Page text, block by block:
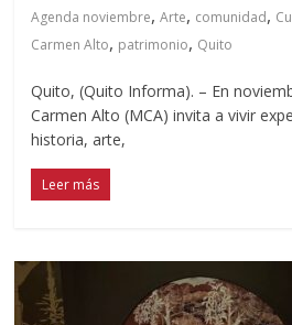
Agenda noviembre,Arte, comunidad,
Carmen Alto, patrimonio, Quito
Quito, (Quito Informa). – En
Carmen Alto (MCA) invita a vivir
historia, arte,
Leer más